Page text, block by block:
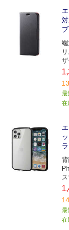
ザ
最
在
最
在